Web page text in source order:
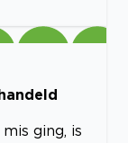
ging, is